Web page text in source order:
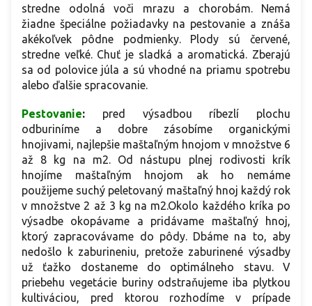
stredne odolná voči mrazu a chorobám. Nemá
žiadne špeciálne požiadavky na pestovanie a znáša
akékoľvek pôdne podmienky. Plody sú červené,
stredne veľké. Chuť je sladká a aromatická. Zberajú
sa od polovice júla a sú vhodné na priamu spotrebu
alebo ďalšie spracovanie.
Pestovanie: pred výsadbou ríbezlí plochu
odburiníme a dobre zásobíme organickými
hnojivami, najlepšie maštaľným hnojom v množstve 6
až 8 kg na m2. Od nástupu plnej rodivosti krík
hnojíme maštaľným hnojom ak ho nemáme
použijeme suchý peletovaný maštaľný hnoj každý rok
v množstve 2 až 3 kg na m2.Okolo každého kríka po
výsadbe okopávame a pridávame maštaľný hnoj,
ktorý zapracovávame do pôdy. Dbáme na to, aby
nedošlo k zaburineniu, pretože zaburinené výsadby
už ťažko dostaneme do optimálneho stavu. V
priebehu vegetácie buriny odstraňujeme iba plytkou
kultiváciou, pred ktorou rozhodíme v prípade